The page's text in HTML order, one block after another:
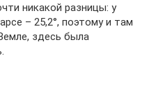
никакой разницы: у
– 25,2°, поэтому и там
здесь была